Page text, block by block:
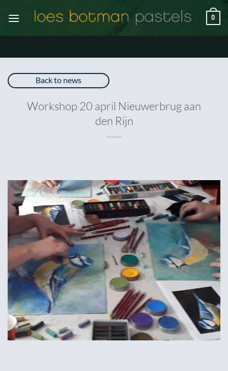
naar
0
Back to news
Workshop 20 april Nieuwerbrug aan
den Rijn